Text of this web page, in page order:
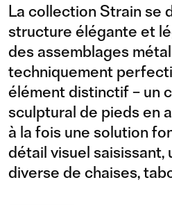
La collection Strain se
structure élégante et
des assemblages
techniquement
élément distinctif – un
sculptural de pieds en
à la fois une solution
détail visuel saisissant,
diverse de chaises,